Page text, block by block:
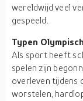
wereldwijd veel
gespeeld.
Typen
Als sport heeft
spelen zijn
overleven tijdens
worstelen,